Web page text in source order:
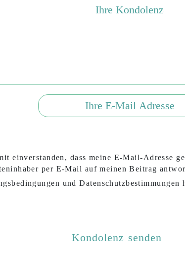
einverstanden, dass meine E-Mail-Adresse
per E-Mail auf meinen Beitrag
und Datenschutzbestimmungen